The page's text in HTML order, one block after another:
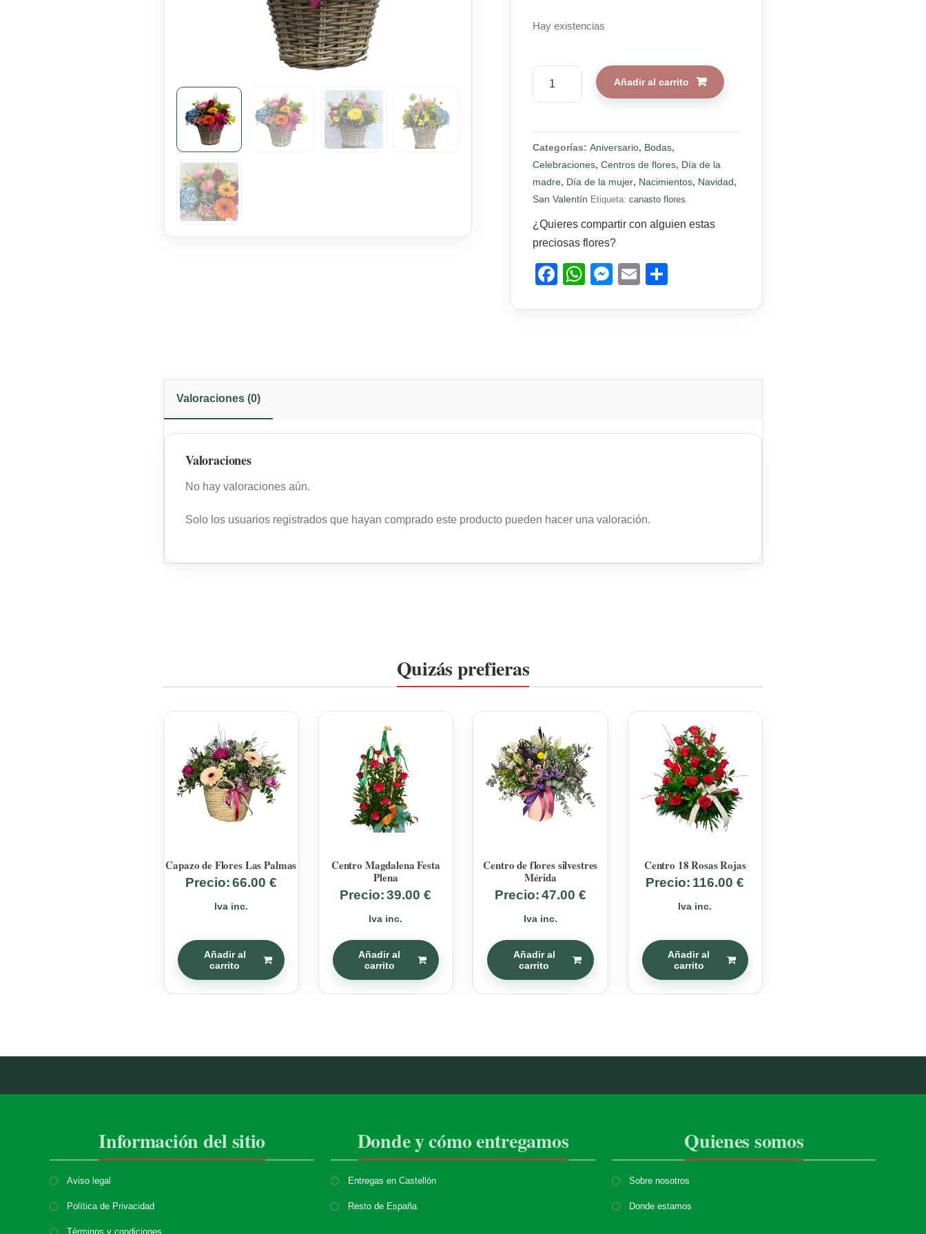
Hay existencias
Canasto
Añadir al carrito
Categorías:Aniversario, Bodas,
Celebraciones,Centros de flores, Día de la
madre, Día de la mujer, Nacimientos, Navidad,
San Valentín Etiqueta:canasto flores
¿Quieres compartir con alguien estas
preciosas flores?
Facebook
WhatsApp
Messenger
Email
Valoraciones (0)
Valoraciones
No hay valoraciones aún.
Solo los usuarios registrados que hayan comprado este producto pueden hacer una valoración.
Quizás prefieras
Capazo de Flores Las Palmas
Precio:66.00 €
Iva inc.
Añadir al
carrito
Centro Magdalena Festa
Plena
Precio: 39.00€
Iva inc.
Añadir al
carrito
Centro de flores silvestres
Mérida
Precio:47.00 €
Iva inc.
Añadir al
carrito
Centro 18 Rosas Rojas
Precio: 116.00€
Iva inc.
Añadir al
carrito
Información del sitio
Aviso legal
Política de Privacidad
Términos y condiciones
Donde y cómo entregamos
Entregas en Castellón
Resto de España
Quienes somos
Sobre nosotros
Donde estamos